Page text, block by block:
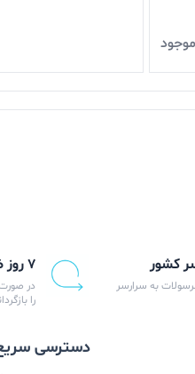
کشور
به سرارسر
۷ روز ضمانت بازگشت
در
را
دسترسی